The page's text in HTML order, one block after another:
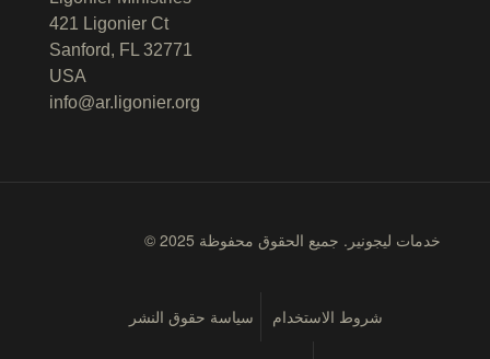
421 Ligonier Ct
Sanford, FL 32771
USA
info@ar.ligonier.org
© 2025 خدمات ليجونير. جميع الحقوق محفوظة
شروط الاستخدام سياسة حقوق النشر